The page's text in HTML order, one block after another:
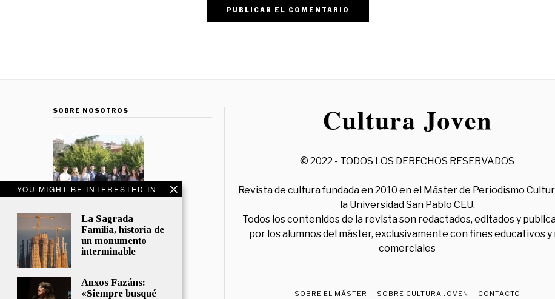
YOU MIGHT BE INTERESTED IN
La Sagrada
Familia, historia de
un monumento
interminable
Anxos Fazáns:
«Siempre busqué
SOBRE NOSOTROS
© 2022 - TODOS LOS DERECHOS RESERVADOS
Revista de cultura fundada en 2010 en el Máster de Periodismo
la Universidad San Pablo CEU.
Todos los contenidos de la revista son redactados, editados y
por los alumnos del máster, exclusivamente con fines educativos y
comerciales
SOBRE EL MÁSTER SOBRE CULTURA JOVEN CONTACTO